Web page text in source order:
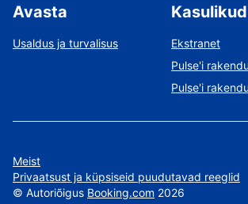
Avasta
Usaldus ja turvalisus
Ekstranet
Pulse'i
Pulse'i
Meist
Privaatsust ja küpsiseid puudutavad reeglid
© Autoriõigus Booking.com 2026